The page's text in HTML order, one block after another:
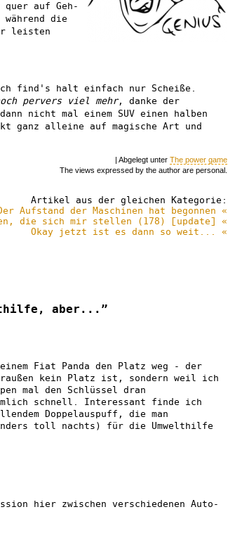
quer auf Geh-
die
leisten
find's halt einfach nur Scheiße.
pervers viel mehr, danke der
dann nicht mal einem SUV einen halben
ganz alleine auf magische Art und
| Abgelegt unter The power game
The views expressed by the author are personal.
Artikel aus der gleichen Kategorie:
Aufstand der Maschinen hat begonnen «
die sich mir stellen (178) [update] «
Okay jetzt ist es dann so weit... «
aber...”
Fiat Panda den Platz weg - der
kein Platz ist, sondern weil ich
mal den Schlüssel dran
schnell. Interessant finde ich
Doppelauspuff, die man
toll nachts) für die Umwelthilfe
hier zwischen verschiedenen Auto-